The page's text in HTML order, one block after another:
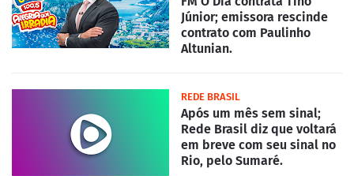
Júnior; emissora rescinde
contrato com Paulinho
Altunian.
REDE BRASIL
Após um mês sem sinal;
Rede Brasil diz que voltará
em breve com seu sinal no
Rio, pelo Sumaré.